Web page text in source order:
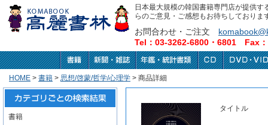
日本最大規模の韓国書籍専門店が提供
らのご意見・ご感想もお待ちしておりま
お問合わせ・ご注文
Tel：03-3262-6800・6801 Fax
HOME > 書籍 > 思想/啓蒙/哲学/心理学 > 商品詳細
書籍
タイトル